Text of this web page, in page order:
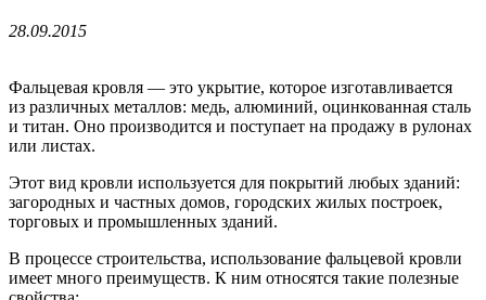
28.09.2015
Фальцевая кровля — это укрытие, которое изготавливается
из различных металлов: медь, алюминий, оцинкованная сталь
и титан. Оно производится и поступает на продажу в рулонах
или листах.
Этот вид кровли используется для покрытий любых зданий:
загородных и частных домов, городских жилых построек,
торговых и промышленных зданий.
В процессе строительства, использование фальцевой кровли
имеет много преимуществ. К ним относятся такие полезные